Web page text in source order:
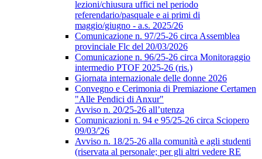
lezioni/chiusura uffici nel periodo
referendario/pasquale e ai primi di
maggio/giugno - a.s. 2025/26
Comunicazione n. 97/25-26 circa Assemblea
provinciale Flc del 20/03/2026
Comunicazione n. 96/25-26 circa Monitoraggio
intermedio PTOF 2025-26 (ris.)
Giornata internazionale delle donne 2026
Convegno e Cerimonia di Premiazione Certamen
"Alle Pendici di Anxur"
Avviso n. 20/25-26 all’utenza
Comunicazioni n. 94 e 95/25-26 circa Sciopero
09/03/'26
Avviso n. 18/25-26 alla comunità e agli studenti
(riservata al personale; per gli altri vedere RE